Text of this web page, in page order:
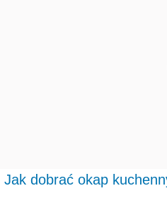
Jak dobrać okap